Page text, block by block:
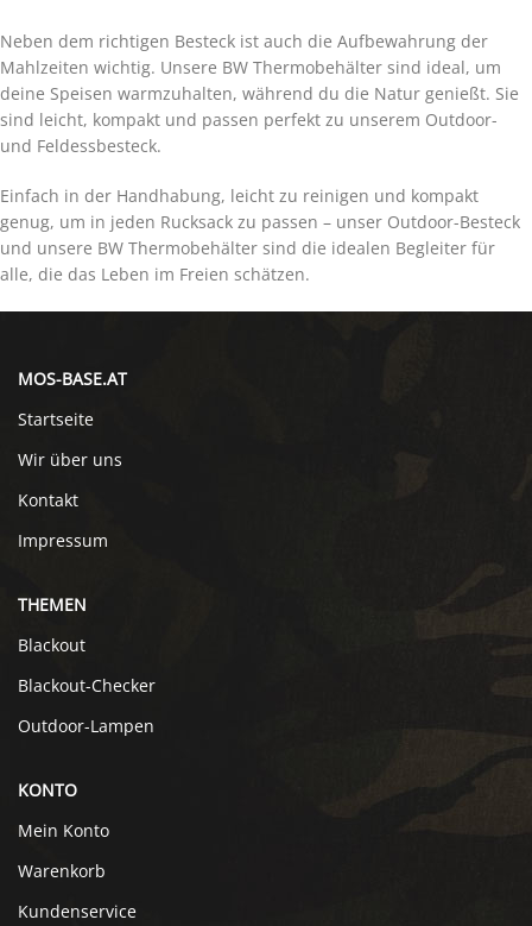
Neben dem richtigen Besteck ist auch die Aufbewahrung der
Mahlzeiten wichtig. Unsere BW Thermobehälter sind ideal, um
deine Speisen warmzuhalten, während du die Natur genießt. Sie
sind leicht, kompakt und passen perfekt zu unserem Outdoor-
und Feldessbesteck.
Einfach in der Handhabung, leicht zu reinigen und kompakt
genug, um in jeden Rucksack zu passen – unser Outdoor-Besteck
und unsere BW Thermobehälter sind die idealen Begleiter für
alle, die das Leben im Freien schätzen.
MOS-BASE.AT
Startseite
Wir über uns
Kontakt
Impressum
THEMEN
Blackout
Blackout-Checker
Outdoor-Lampen
KONTO
Mein Konto
Warenkorb
Kundenservice